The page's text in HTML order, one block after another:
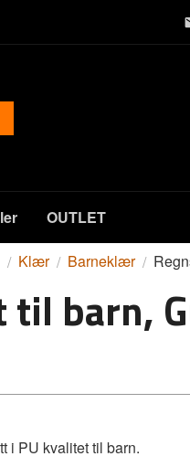
OUTLET
Klær Barneklær
til barn,
i PU kvalitet til barn.